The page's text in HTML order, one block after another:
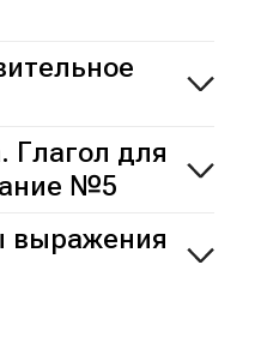
Глагол для
№5
выражения